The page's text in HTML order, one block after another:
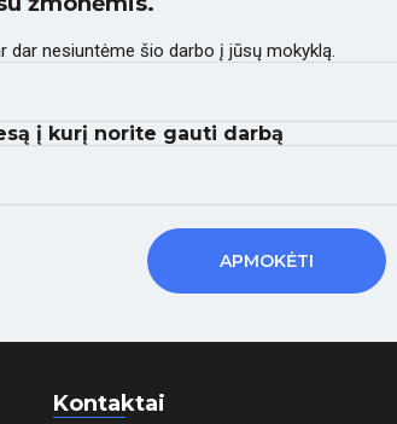
dar nesiuntėme šio darbo į jūsų mokyklą.
į kurį norite gauti darbą
Kontaktai